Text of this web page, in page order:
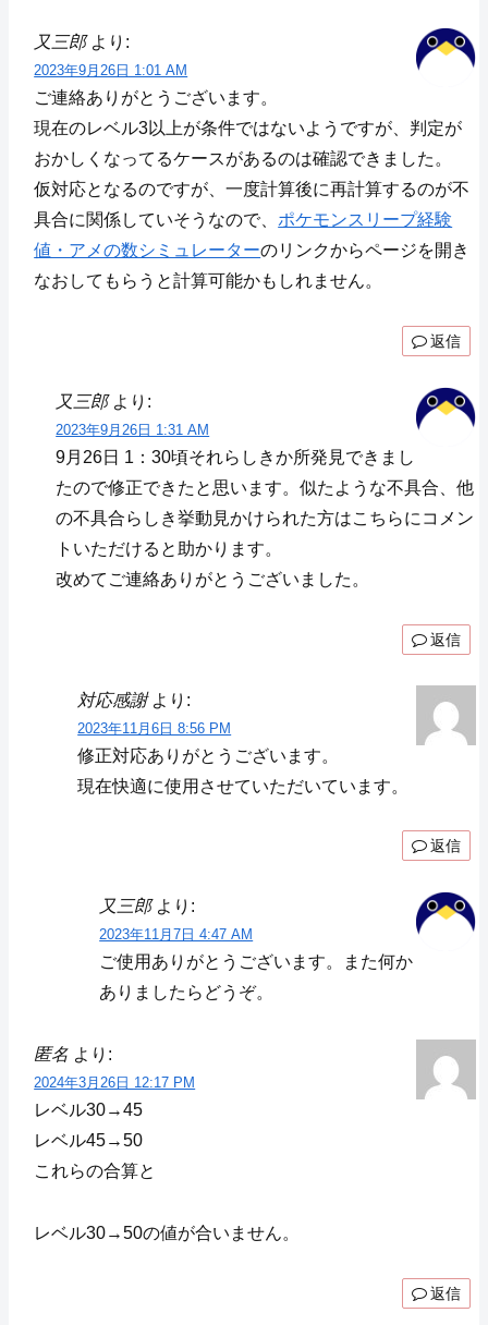
又三郎 より:
2023年9月26日 1:01 AM
ご連絡ありがとうございます。
現在のレベル3以上が条件ではないようですが、判定が
おかしくなってるケースがあるのは確認できました。
仮対応となるのですが、一度計算後に再計算するのが不
具合に関係していそうなので、ポケモンスリープ経験
値・アメの数シミュレーターのリンクからページを開き
なおしてもらうと計算可能かもしれません。
返信
又三郎 より:
2023年9月26日 1:31 AM
9月26日 1：30頃それらしきか所発見できまし
たので修正できたと思います。似たような不具合、他
の不具合らしき挙動見かけられた方はこちらにコメン
トいただけると助かります。
改めてご連絡ありがとうございました。
返信
対応感謝 より:
2023年11月6日 8:56 PM
修正対応ありがとうございます。
現在快適に使用させていただいています。
返信
又三郎 より:
2023年11月7日 4:47 AM
ご使用ありがとうございます。また何か
ありましたらどうぞ。
匿名 より:
2024年3月26日 12:17 PM
レベル30→45
レベル45→50
これらの合算と
レベル30→50の値が合いません。
返信